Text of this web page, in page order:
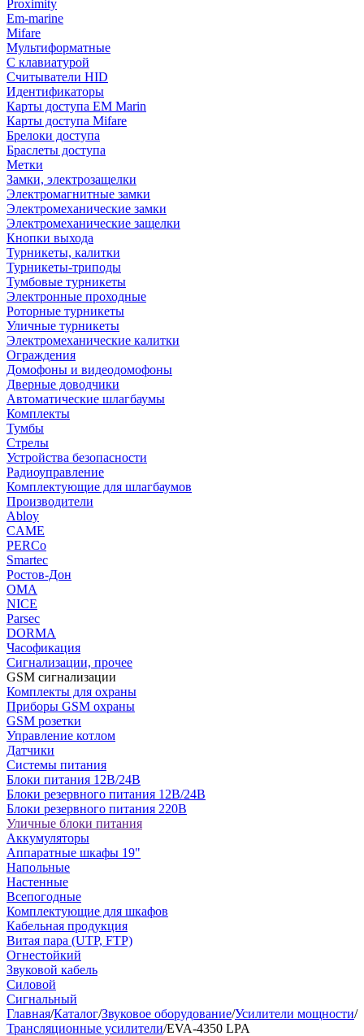
Proximity
Em-marine
Mifare
Мультиформатные
С клавиатурой
Считыватели HID
Идентификаторы
Карты доступа EM Marin
Карты доступа Mifare
Брелоки доступа
Браслеты доступа
Метки
Замки, электрозащелки
Электромагнитные замки
Электромеханические замки
Электромеханические защелки
Кнопки выхода
Турникеты, калитки
Турникеты-триподы
Тумбовые турникеты
Электронные проходные
Роторные турникеты
Уличные турникеты
Электромеханические калитки
Ограждения
Домофоны и видеодомофоны
Дверные доводчики
Автоматические шлагбаумы
Комплекты
Тумбы
Стрелы
Устройства безопасности
Радиоуправление
Комплектующие для шлагбаумов
Производители
Abloy
CAME
PERCo
Smartec
Ростов-Дон
ОМА
NICE
Parsec
DORMA
Часофикация
Сигнализации, прочее
GSM сигнализации
Комплекты для охраны
Приборы GSM охраны
GSM розетки
Управление котлом
Датчики
Системы питания
Блоки питания 12В/24В
Блоки резервного питания 12В/24В
Блоки резервного питания 220В
Уличные блоки питания
Аккумуляторы
Аппаратные шкафы 19"
Напольные
Настенные
Всепогодные
Комплектующие для шкафов
Кабельная продукция
Витая пара (UTP, FTP)
Огнестойкий
Звуковой кабель
Силовой
Сигнальный
Главная/Каталог/Звуковое оборудование/Усилители мощности/
Трансляционные усилители/EVA-4350 LPA